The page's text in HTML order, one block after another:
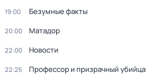
19:00 Безумные факты
20:00 Матадор
22:00 Новости
22:25 Профессор и призрачный убийца